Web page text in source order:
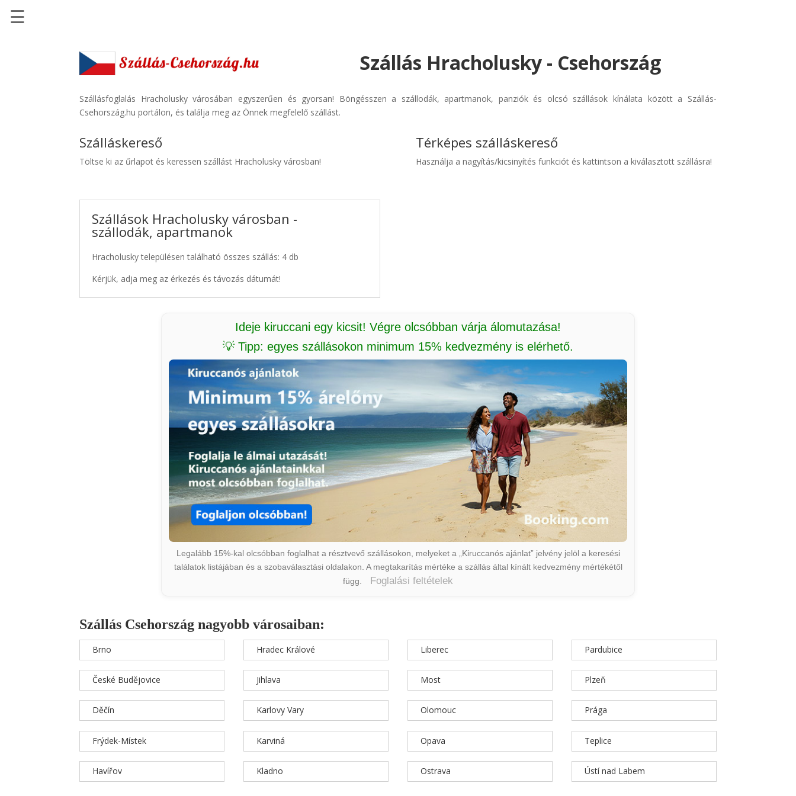
Szállásinfo.eu
pénzvisszatérítéssel
Autóbérlés
☰
Szállás Hracholusky - Csehország
Szállásfoglalás Hracholusky városában egyszerűen és gyorsan! Böngésszen a szállodák, apartmanok, panziók és olcsó szállások kínálata között a Szállás-
Csehország.hu portálon, és találja meg az Önnek megfelelő szállást.
Szálláskereső
Töltse ki az űrlapot és keressen szállást Hracholusky városban!
Szállások Hracholusky városban -
szállodák, apartmanok
Hracholusky településen található összes szállás: 4 db
Kérjük, adja meg az érkezés és távozás dátumát!
Térképes szálláskereső
Használja a nagyítás/kicsinyítés funkciót és kattintson a kiválasztott szállásra!
Ideje kiruccani egy kicsit! Végre olcsóbban várja álomutazása!
💡 Tipp: egyes szállásokon minimum 15% kedvezmény is elérhető.
Legalább 15%-kal olcsóbban foglalhat a résztvevő szállásokon, melyeket a „Kiruccanós ajánlat” jelvény jelöl a keresési
találatok listájában és a szobaválasztási oldalakon. A megtakarítás mértéke a szállás által kínált kedvezmény mértékétől
függ.
Foglalási feltételek
Szállás Csehország nagyobb városaiban:
Brno
České Budějovice
Děčín
Frýdek-Místek
Havířov
Hradec Králové
Jihlava
Karlovy Vary
Karviná
Kladno
Liberec
Most
Olomouc
Opava
Ostrava
Pardubice
Plzeň
Prága
Teplice
Ústí nad Labem